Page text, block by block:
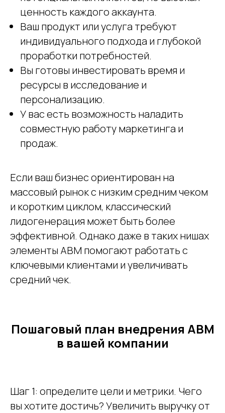
ценность каждого аккаунта.
Ваш продукт или услуга требуют
индивидуального подхода и глубокой
проработки потребностей.
Вы готовы инвестировать время и
ресурсы в исследование и
персонализацию.
У вас есть возможность наладить
совместную работу маркетинга и
продаж.
Если ваш бизнес ориентирован на
массовый рынок с низким средним чеком
и коротким циклом, классический
лидогенерация может быть более
эффективной. Однако даже в таких нишах
элементы ABM помогают работать с
ключевыми клиентами и увеличивать
средний чек.
Пошаговый план внедрения ABM
в вашей компании
Шаг 1: определите цели и метрики. Чего
вы хотите достичь? Увеличить выручку от